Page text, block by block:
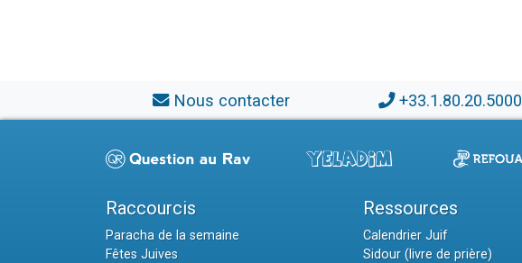
Nous contacter +33.1.80.20.5000
Raccourcis
Paracha de la semaine
Fêtes Juives
Ressources
Calendrier Juif
Sidour (livre de prière)